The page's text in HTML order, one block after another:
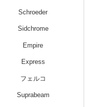
Schroeder
Sidchrome
Empire
Express
フェルコ
Suprabeam